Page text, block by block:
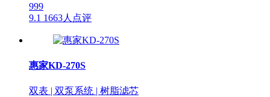
999
9.1 1663人点评
惠家KD-270S
双表 | 双泵系统 | 树脂滤芯